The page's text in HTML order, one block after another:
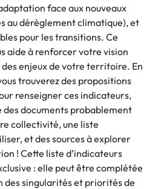
face aux nouveaux
au dérèglement climatique), et
pour les transitions. Ce
aide à renforcer votre vision
enjeux de votre territoire. En
trouverez des propositions
renseigner ces indicateurs,
des documents probablement
collectivité, une liste
et des sources à explorer
! Cette liste d’indicateurs
: elle peut être complétée
des singularités et priorités de